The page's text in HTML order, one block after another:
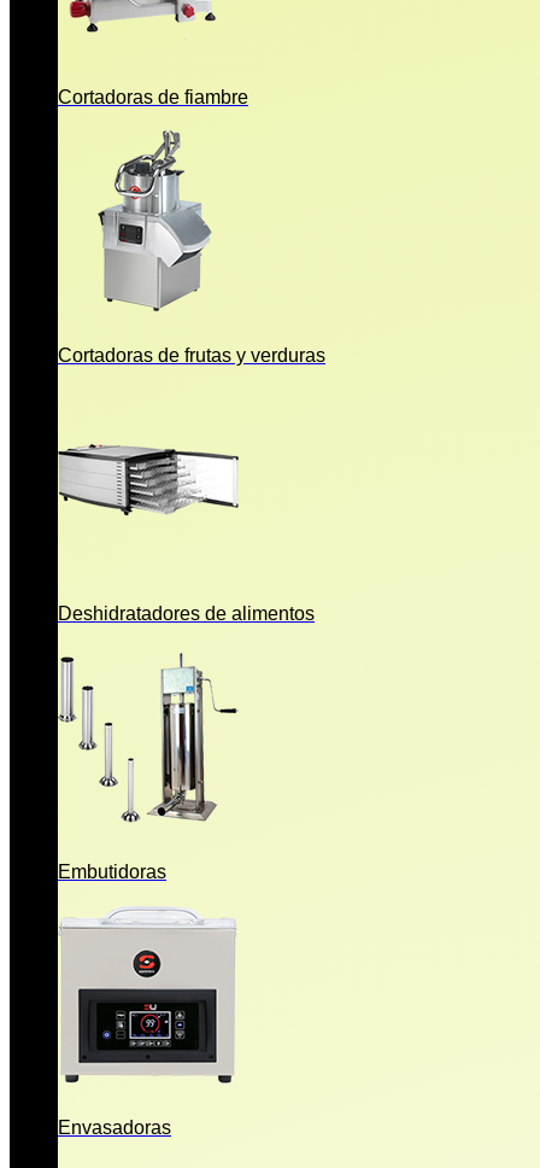
Cortadoras de fiambre
Cortadoras de frutas y verduras
Deshidratadores de alimentos
Embutidoras
Envasadoras